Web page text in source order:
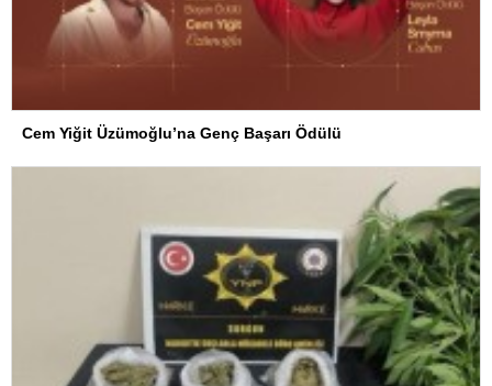
Cem Yiğit Üzümoğlu’na Genç Başarı Ödülü